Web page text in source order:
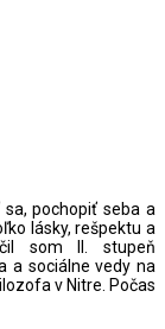
pochopiť seba a
lásky, rešpektu a
som II. stupeň
a sociálne vedy na
v Nitre. Počas